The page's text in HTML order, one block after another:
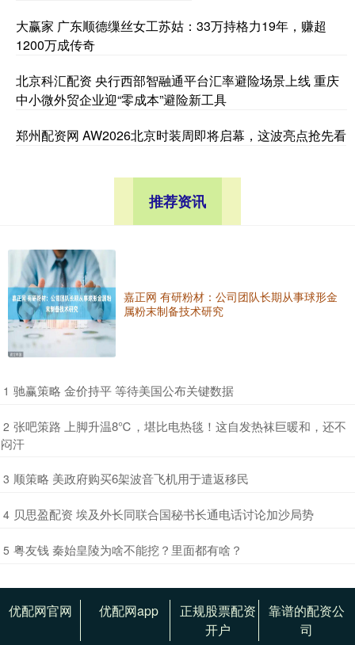
大赢家 广东顺德缫丝女工苏姑：33万持格力19年，赚超
1200万成传奇
北京科汇配资 央行西部智融通平台汇率避险场景上线 重庆
中小微外贸企业迎“零成本”避险新工具
郑州配资网 AW2026北京时装周即将启幕，这波亮点抢先看
推荐资讯
嘉正网 有研粉材：公司团队长期从事球形金
属粉末制备技术研究
1 ​驰赢策略 金价持平 等待美国公布关键数据
2 ​张吧策路 上脚升温8℃，堪比电热毯！这自发热袜巨暖和，还不
闷汗
3 ​顺策略 美政府购买6架波音飞机用于遣返移民
4 ​贝思盈配资 埃及外长同联合国秘书长通电话讨论加沙局势
5 ​粤友钱 秦始皇陵为啥不能挖？里面都有啥？
优配网官网 优配网app
正规股票配资
开户
靠谱的配资公
司